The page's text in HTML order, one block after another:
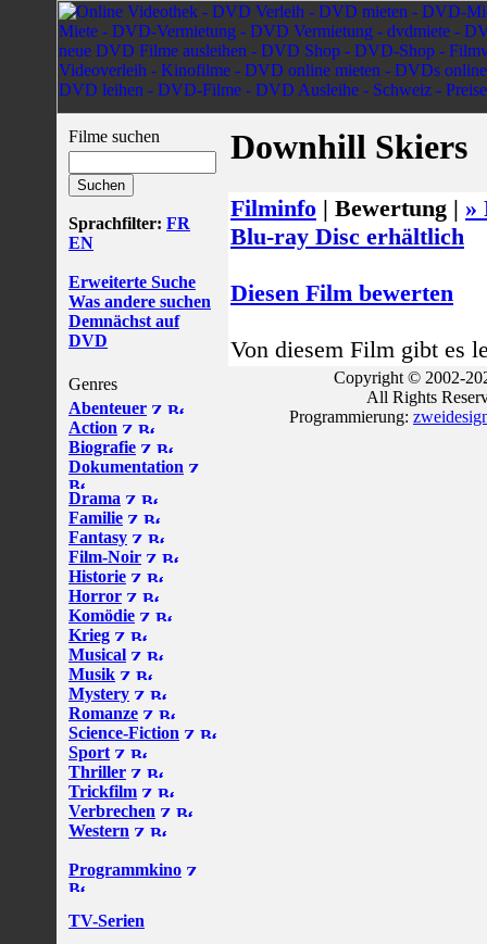
Filme suchen
Sprachfilter: FR
EN
Erweiterte Suche
Was andere suchen
Demnächst auf
DVD
Genres
Abenteuer
Action
Biografie
Dokumentation
Drama
Familie
Fantasy
Film-Noir
Historie
Horror
Komödie
Krieg
Musical
Musik
Mystery
Romanze
Science-Fiction
Sport
Thriller
Trickfilm
Verbrechen
Western
Programmkino
TV-Serien
Downhill Skiers
Filminfo | Bewertung | »
Blu-ray Disc erhältlich
Diesen Film bewerten
Von diesem Film gibt es
Copyright © 2002-
All Rights
Programmierung: